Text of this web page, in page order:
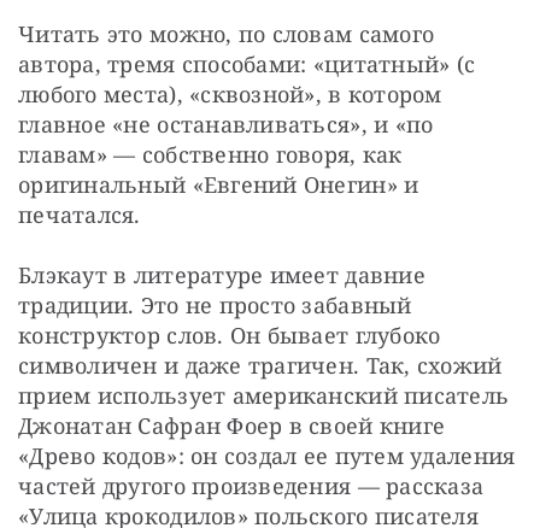
Читать это можно, по словам самого
автора, тремя способами: «цитатный» (с
любого места), «сквозной», в котором
главное «не останавливаться», и «по
главам» — собственно говоря, как
оригинальный «Евгений Онегин» и
печатался.
Блэкаут в литературе имеет давние
традиции. Это не просто забавный
конструктор слов. Он бывает глубоко
символичен и даже трагичен. Так, схожий
прием использует американский писатель
Джонатан Сафран Фоер в своей книге
«Древо кодов»: он создал ее путем удаления
частей другого произведения — рассказа
«Улица крокодилов» польского писателя